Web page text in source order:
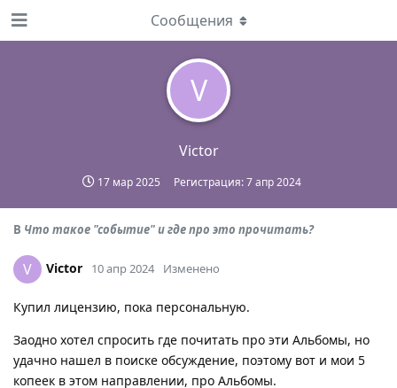
V
Victor
17 мар 2025 Регистрация:7 апр 2024
Сообщения
В Что такое "событие" и где про это прочитать?
V Victor 10 апр 2024 Изменено
Купил лицензию, пока персональную.
Заодно хотел спросить где почитать про эти Альбомы, но
удачно нашел в поиске обсуждение, поэтому вот и мои 5
копеек в этом направлении, про Альбомы.